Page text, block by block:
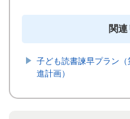
関連
子ども読書諫早プラン
進計画）